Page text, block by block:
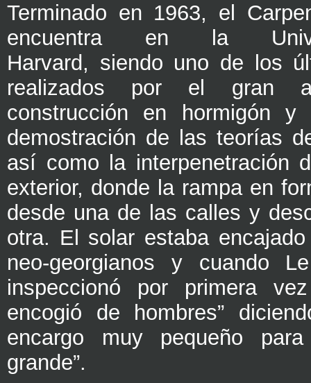
Terminado en 1963, el
encuentra en la
Harvard, siendo uno de los
realizados por el gran
construcción en hormigón
demostración de las teorías
así como la interpenetración
exterior, donde la rampa en
desde una de las calles y
otra. El solar estaba
neo-georgianos y cuando
inspeccionó por primera
encogió de hombres”
encargo muy pequeño
grande”.